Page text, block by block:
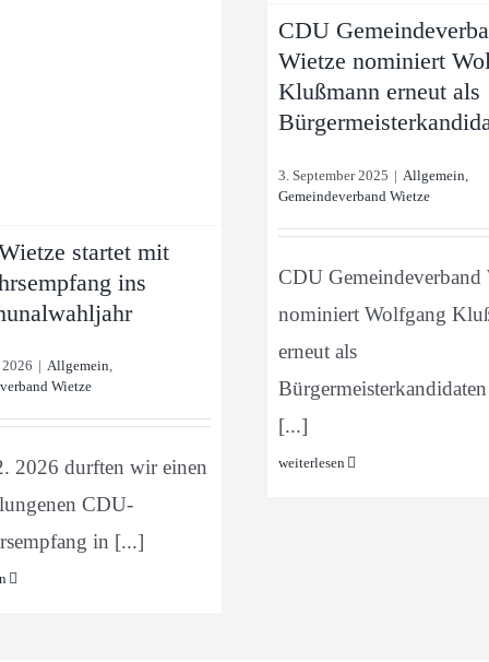
startet mit
ins
2026 | Allgemein
Wietze
2026 durften wir einen
CDU-
in [...]
CDU
Wietze nominiert
Klußmann erneut als
3. September 2025 | Allgemein
Gemeindeverband Wietze
CDU Gemeindeverband
nominiert Wolfgang
erneut als
[...]
weiterlesen